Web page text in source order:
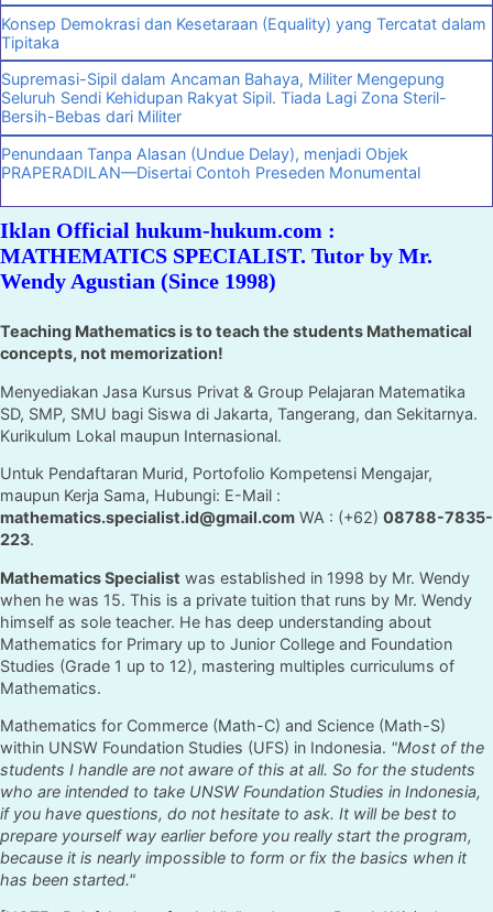
Konsep Demokrasi dan Kesetaraan (Equality) yang Tercatat dalam
Tipitaka
Supremasi-Sipil dalam Ancaman Bahaya, Militer Mengepung
Seluruh Sendi Kehidupan Rakyat Sipil. Tiada Lagi Zona Steril-
Bersih-Bebas dari Militer
Penundaan Tanpa Alasan (Undue Delay), menjadi Objek
PRAPERADILAN—Disertai Contoh Preseden Monumental
Iklan Official hukum-hukum.com :
MATHEMATICS SPECIALIST. Tutor by Mr.
Wendy Agustian (Since 1998)
Teaching Mathematics is to teach the students Mathematical
concepts, not memorization!
Menyediakan Jasa Kursus Privat & Group Pelajaran Matematika
SD, SMP, SMU bagi Siswa di Jakarta, Tangerang, dan Sekitarnya.
Kurikulum Lokal maupun Internasional.
Untuk Pendaftaran Murid, Portofolio Kompetensi Mengajar,
maupun Kerja Sama, Hubungi: E-Mail :
mathematics.specialist.id@gmail.com WA : (+62) 08788-7835-
223.
Mathematics Specialist was established in 1998 by Mr. Wendy
when he was 15. This is a private tuition that runs by Mr. Wendy
himself as sole teacher. He has deep understanding about
Mathematics for Primary up to Junior College and Foundation
Studies (Grade 1 up to 12), mastering multiples curriculums of
Mathematics.
Mathematics for Commerce (Math-C) and Science (Math-S)
within UNSW Foundation Studies (UFS) in Indonesia. "Most of the
students I handle are not aware of this at all. So for the students
who are intended to take UNSW Foundation Studies in Indonesia,
if you have questions, do not hesitate to ask. It will be best to
prepare yourself way earlier before you really start the program,
because it is nearly impossible to form or fix the basics when it
has been started."